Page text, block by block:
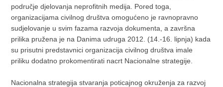
područje djelovanja neprofitnih medija. Pored toga,
organizacijama civilnog društva omogućeno je ravnopravno
sudjelovanje u svim fazama razvoja dokumenta, a završna
prilika pružena je na Danima udruga 2012. (14.-16. lipnja) kada
su prisutni predstavnici organizacija civilnog društva imale
priliku dodatno prokomentirati nacrt Nacionalne strategije.
Nacionalna strategija stvaranja poticajnog okruženja za razvoj